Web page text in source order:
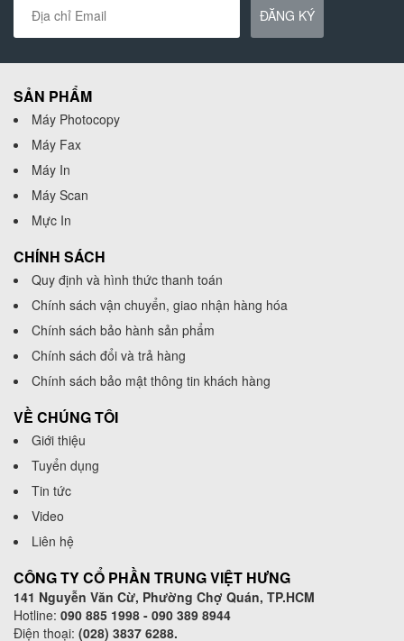
ĐĂNG KÝ
SẢN PHẨM
Máy Photocopy
Máy Fax
Máy In
Máy Scan
Mực In
CHÍNH SÁCH
Quy định và hình thức thanh toán
Chính sách vận chuyển, giao nhận hàng hóa
Chính sách bảo hành sản phẩm
Chính sách đổi và trả hàng
Chính sách bảo mật thông tin khách hàng
VỀ CHÚNG TÔI
Giới thiệu
Tuyển dụng
Tin tức
Video
Liên hệ
CÔNG TY CỔ PHẦN TRUNG VIỆT HƯNG
141 Nguyễn Văn Cừ, Phường Chợ Quán, TP.HCM
Hotline: 090 885 1998 - 090 389 8944
Điện thoại: (028) 3837 6288.